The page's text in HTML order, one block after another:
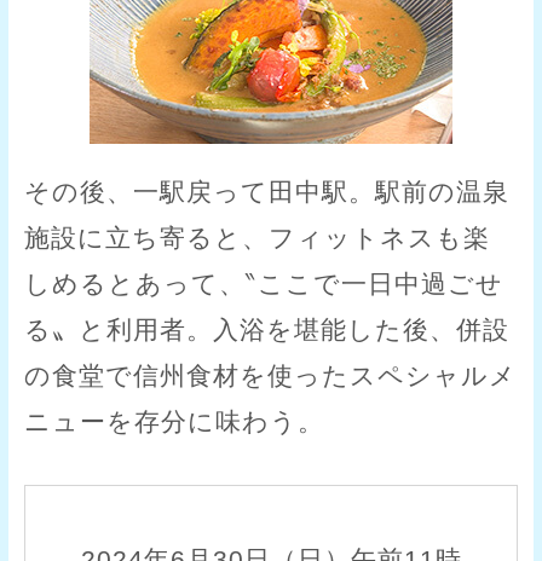
その後、一駅戻って田中駅。駅前の温泉
施設に立ち寄ると、フィットネスも楽
しめるとあって、‶ここで一日中過ごせ
る〟と利用者。入浴を堪能した後、併設
の食堂で信州食材を使ったスペシャルメ
ニューを存分に味わう。